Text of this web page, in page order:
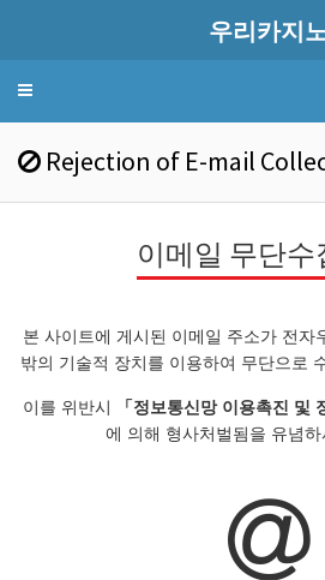
우리카지
Toggle
Rejection of E-mail
이메일 무단수
본 사이트에 게시된 이메일 주소가 전자
밖의 기술적 장치를 이용하여 무단으로
이를 위반시
「정보통신망 이용촉진 및
에 의해 형사처벌됨을 유념하